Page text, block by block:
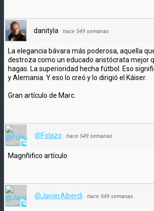
danityla · hace 549 semanas
La elegancia bávara más poderosa, aquella
destroza como un educado aristócrata mejor
hagas. La superioridad hecha fútbol. Eso
y Alemania. Y eso lo creó y lo dirigió el Káiser.
Gran artículo de Marc.
@Folazo · hace 549 semanas
Magnñifico artículo
@JavierAlberdi · hace 549 semanas